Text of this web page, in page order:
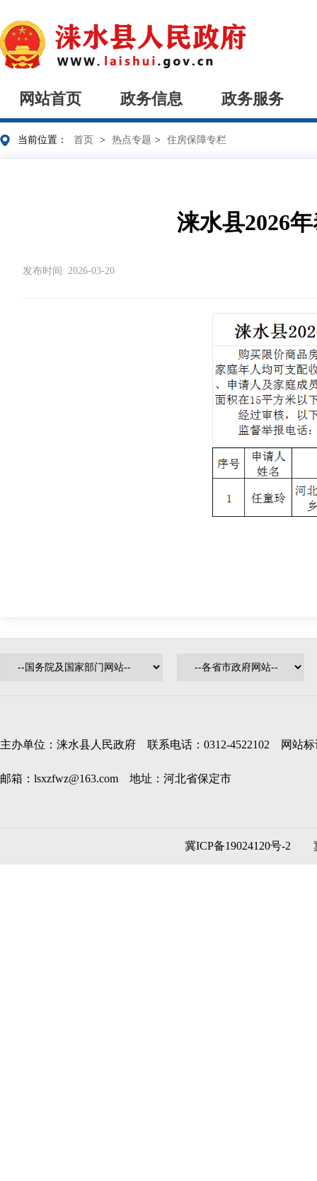
网站首页 政务信息 政务服务
当前位置： 首页 > 热点专题 > 住房保障专栏
涞水县2026
发布时间: 2026-03-20
主办单位：涞水县人民政府 联系电话：0312-4522102 网站标
邮箱：lsxzfwz@163.com 地址：河北省保定市
冀ICP备19024120号-2